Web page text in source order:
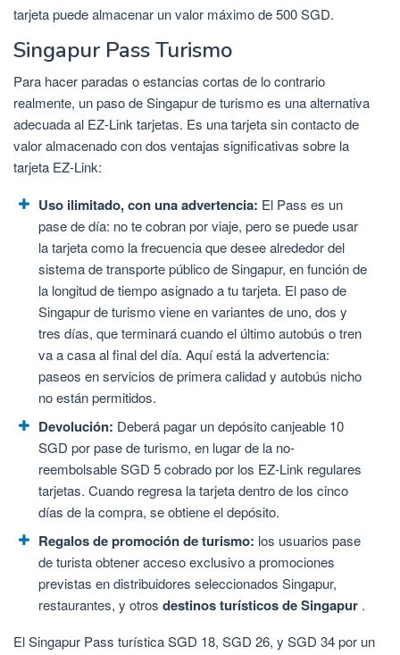
tarjeta puede almacenar un valor máximo de 500 SGD.
Singapur Pass Turismo
Para hacer paradas o estancias cortas de lo contrario
realmente, un paso de Singapur de turismo es una alternativa
adecuada al EZ-Link tarjetas. Es una tarjeta sin contacto de
valor almacenado con dos ventajas significativas sobre la
tarjeta EZ-Link:
Uso ilimitado, con una advertencia: El Pass es un
pase de día: no te cobran por viaje, pero se puede usar
la tarjeta como la frecuencia que desee alrededor del
sistema de transporte público de Singapur, en función de
la longitud de tiempo asignado a tu tarjeta. El paso de
Singapur de turismo viene en variantes de uno, dos y
tres días, que terminará cuando el último autobús o tren
va a casa al final del día. Aquí está la advertencia:
paseos en servicios de primera calidad y autobús nicho
no están permitidos.
Devolución: Deberá pagar un depósito canjeable 10
SGD por pase de turismo, en lugar de la no-
reembolsable SGD 5 cobrado por los EZ-Link regulares
tarjetas. Cuando regresa la tarjeta dentro de los cinco
días de la compra, se obtiene el depósito.
Regalos de promoción de turismo: los usuarios pase
de turista obtener acceso exclusivo a promociones
previstas en distribuidores seleccionados Singapur,
restaurantes, y otros destinos turísticos de Singapur .
El Singapur Pass turística SGD 18, SGD 26, y SGD 34 por un